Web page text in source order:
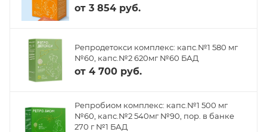
от 3 854 руб.
Репродетокси комплекс: капс.№1 580 мг
№60, капс.№2 620мг №60 БАД
от 4 700 руб.
Репробиом комплекс: капс.№1 500 мг
№60, капс.№2 540мг №90, пор. в банке
270 г №1 БАД